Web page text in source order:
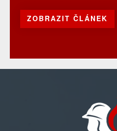
ZOBRAZIT ČLÁNEK